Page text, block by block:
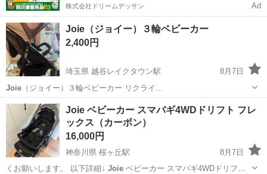
株式会社ドリームデッサン Ad
Joie（ジョイー）３輪ベビーカー
2,400円
埼玉県 越谷レイクタウン駅
8月7日
Joie（ジョイー）３輪ベビーカー リクライ…
埼玉 草加市 越谷レイクタウン駅 ベビー用品
Joie ベビーカー スマバギ4WDドリフト フレ
ックス（カーボン）
16,000円
神奈川県 桜ヶ丘駅
8月7日
くお願いします。 以下詳細↓ Joieベビーカー スマバギ4WDドリフ